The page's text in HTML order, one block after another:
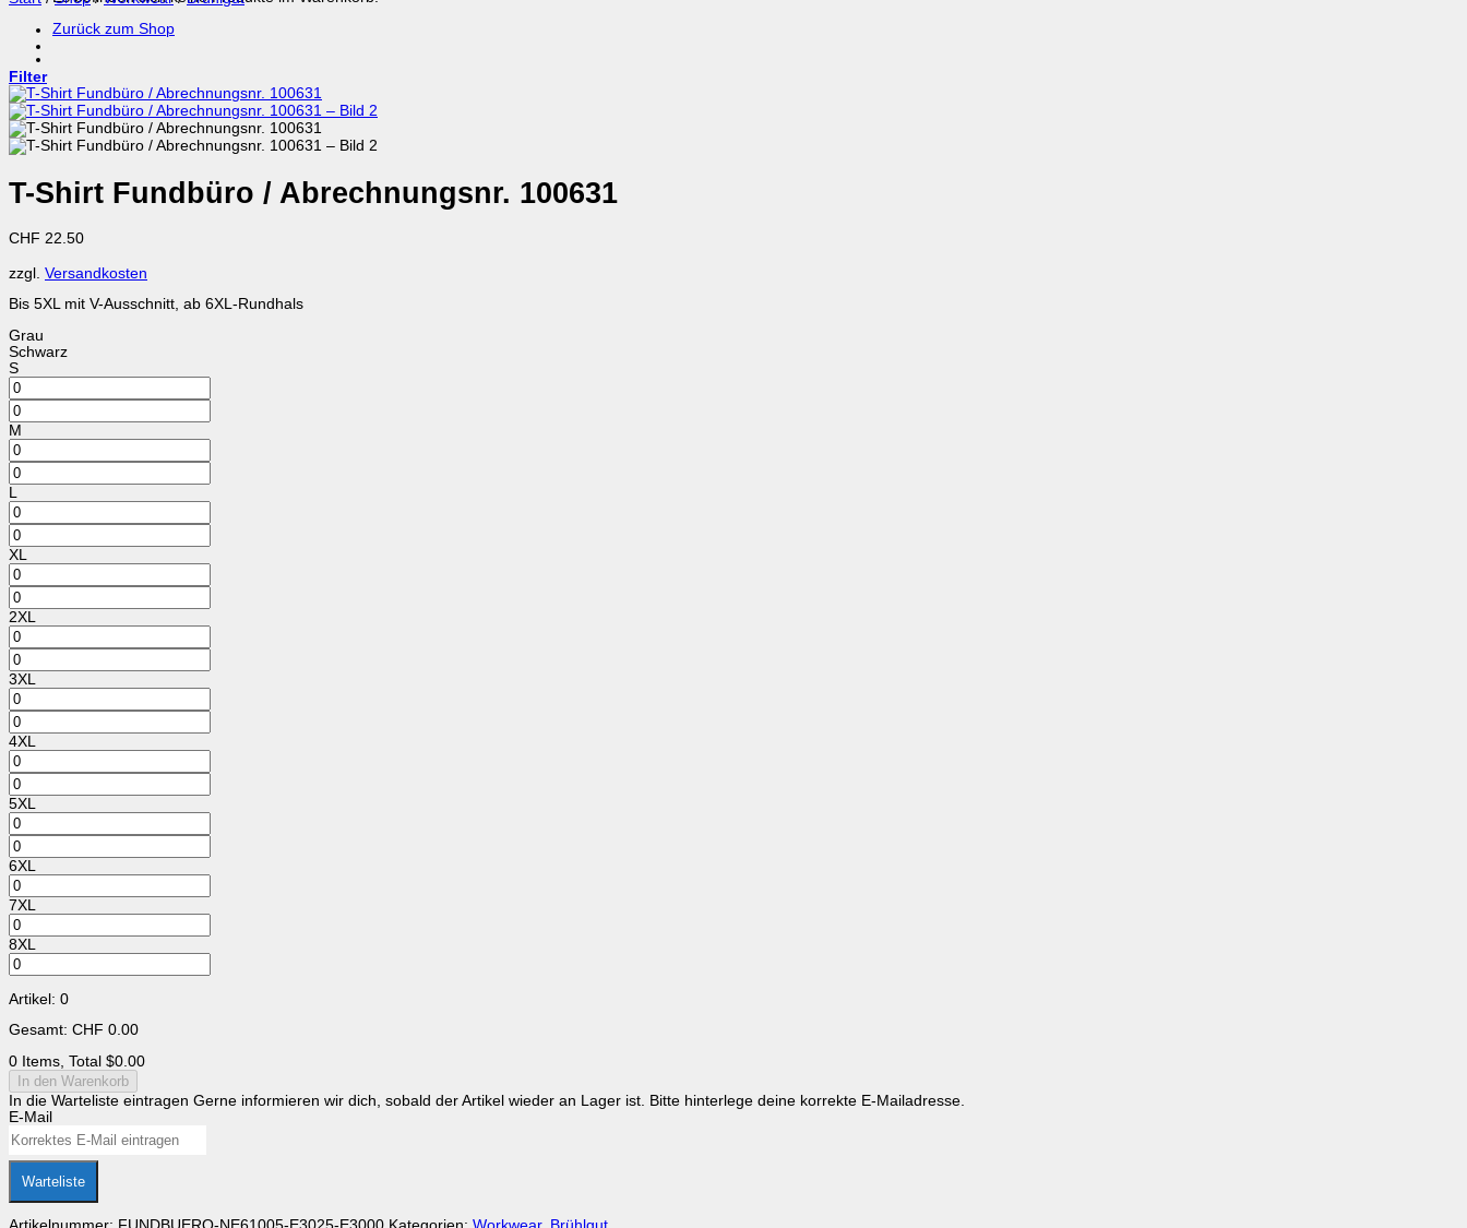
Zurück zum Shop
Filter
T-Shirt Fundbüro / Abrechnungsnr. 100631
CHF 22.50
zzgl. Versandkosten
Bis 5XL mit V-Ausschnitt, ab 6XL-Rundhals
Grau
Schwarz
S
M
XL
2XL
3XL
4XL
5XL
6XL
7XL
8XL
Artikel: 0
Gesamt: CHF 0.00
0 Items, Total $0.00
In den Warenkorb
In die Warteliste eintragen Gerne informieren wir dich, sobald der Artikel wieder an Lager ist. Bitte hinterlege deine korrekte E-Mailadresse.
E-Mail
Warteliste